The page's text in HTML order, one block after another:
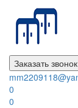
Заказать звонок
0
0